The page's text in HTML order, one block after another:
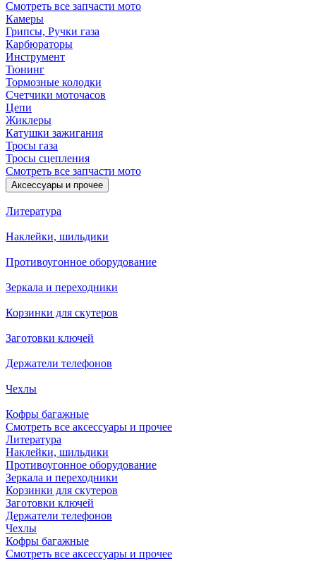
Смотреть все запчасти мото
Камеры
Грипсы, Ручки газа
Карбюраторы
Инструмент
Тюнинг
Тормозные колодки
Счетчики моточасов
Цепи
Жиклеры
Катушки зажигания
Тросы газа
Тросы сцепления
Смотреть все запчасти мото
Аксессуары и прочее
Литература
Наклейки, шильдики
Противоугонное оборудование
Зеркала и переходники
Корзинки для скутеров
Заготовки ключей
Держатели телефонов
Чехлы
Кофры багажные
Смотреть все аксессуары и прочее
Литература
Наклейки, шильдики
Противоугонное оборудование
Зеркала и переходники
Корзинки для скутеров
Заготовки ключей
Держатели телефонов
Чехлы
Кофры багажные
Смотреть все аксессуары и прочее